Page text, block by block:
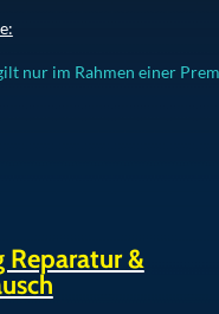
nur im Rahmen einer
Reparatur &